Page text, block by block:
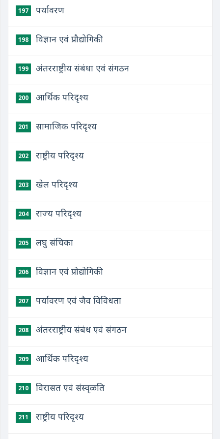
197 पर्यावरण
198 विज्ञान एवं प्रौद्योगिकी
199 अंतरराष्ट्रीय संबंधा एवं संगठन
200 आर्थिक परिदृश्य
201 सामाजिक परिदृश्य
202 राष्ट्रीय परिदृश्य
203 खेल परिदृश्य
204 राज्य परिदृश्य
205 लघु संचिका
206 विज्ञान एवं प्रोद्योगिकी
207 पर्यावरण एवं जैव विविधता
208 अंतरराष्ट्रीय संबंध एवं संगठन
209 आर्थिक परिदृश्य
210 विरासत एवं संस्वृळति
211 राष्ट्रीय परिदृश्य